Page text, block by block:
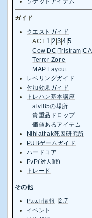
ソケットアイテム
ガイド
クエストガイド
ACT|1 |2|3|4|5
Cow|DC|Tristram|CA
Terror Zone
MAP Layout
レベリングガイド
付加効果ガイド
トレハン基本講座
alvl85の場所
貴重品ドロップ
価値あるアイテム
Nihlathak死因研究所
PUBゲームガイド
ハードコア
PvP(対人戦)
トレード
その他
Patch情報 |2.7
イベント